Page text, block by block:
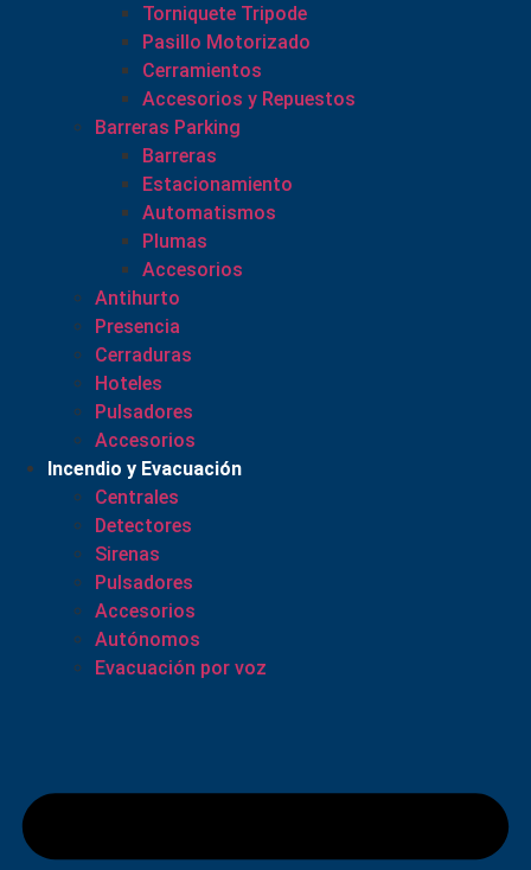
Torniquete Tripode
Pasillo Motorizado
Cerramientos
Accesorios y Repuestos
Barreras Parking
Barreras
Estacionamiento
Automatismos
Plumas
Accesorios
Antihurto
Presencia
Cerraduras
Hoteles
Pulsadores
Accesorios
Incendio y Evacuación
Centrales
Detectores
Sirenas
Pulsadores
Accesorios
Autónomos
Evacuación por voz